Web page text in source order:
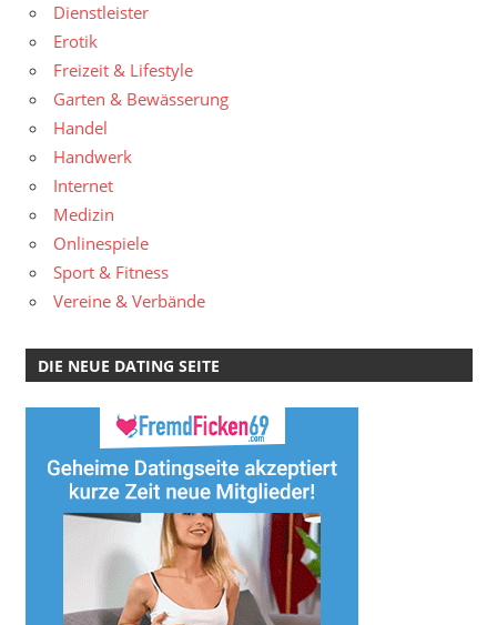
Dienstleister
Erotik
Freizeit & Lifestyle
Garten & Bewässerung
Handel
Handwerk
Internet
Medizin
Onlinespiele
Sport & Fitness
Vereine & Verbände
DIE NEUE DATING SEITE